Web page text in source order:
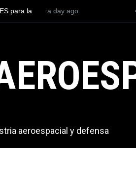
C-130J mexicanos
México
del
a day ago
aeroespacial y defensa